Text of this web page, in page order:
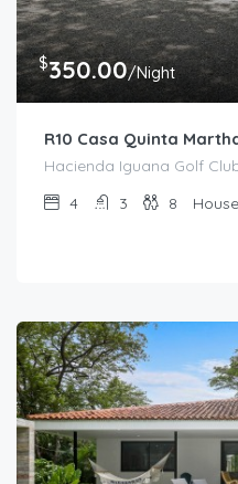
$350.00/Night
4
3 8 House